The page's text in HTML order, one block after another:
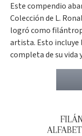
Este compendio
Colección de L.
logró como
artista. Esto incluye
completa de su vida